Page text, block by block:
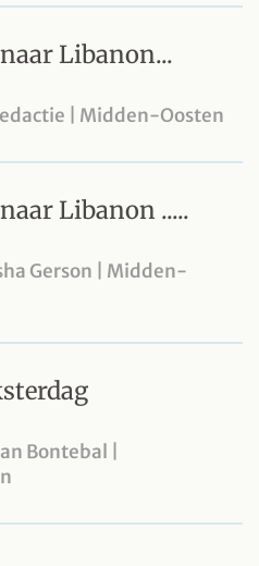
Libanon...
| Midden-Oosten
Libanon .....
Gerson | Midden-
Bontebal |